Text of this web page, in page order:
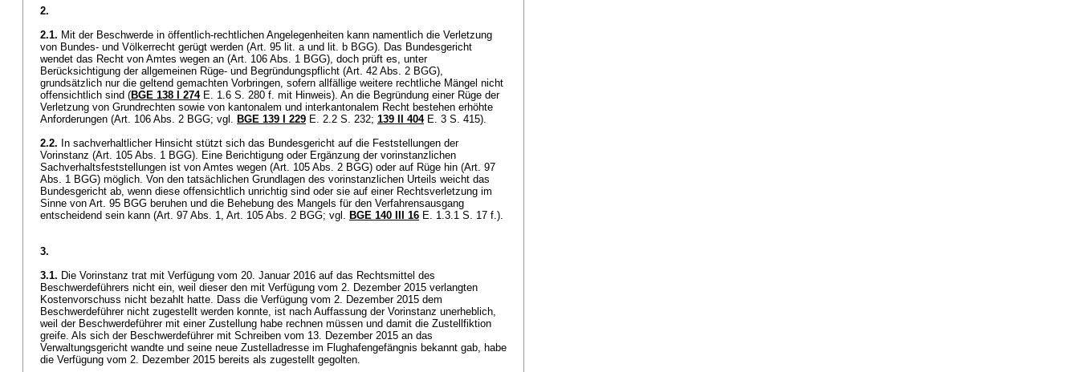
2.
2.1. Mit der Beschwerde in öffentlich-rechtlichen Angelegenheiten kann namentlich die Verletzung
von Bundes- und Völkerrecht gerügt werden (Art. 95 lit. a und lit. b BGG). Das Bundesgericht
wendet das Recht von Amtes wegen an (Art. 106 Abs. 1 BGG), doch prüft es, unter
Berücksichtigung der allgemeinen Rüge- und Begründungspflicht (Art. 42 Abs. 2 BGG),
grundsätzlich nur die geltend gemachten Vorbringen, sofern allfällige weitere rechtliche Mängel nicht
offensichtlich sind (BGE 138 I 274E. 1.6 S. 280 f. mit Hinweis). An die Begründung einer Rüge der
Verletzung von Grundrechten sowie von kantonalem und interkantonalem Recht bestehen erhöhte
Anforderungen (Art. 106 Abs. 2 BGG; vgl. BGE 139 I 229 E. 2.2 S. 232; 139 II 404E. 3 S. 415).
2.2. In sachverhaltlicher Hinsicht stützt sich das Bundesgericht auf die Feststellungen der
Vorinstanz (Art. 105 Abs. 1 BGG). Eine Berichtigung oder Ergänzung der vorinstanzlichen
Sachverhaltsfeststellungen ist von Amtes wegen (Art. 105 Abs. 2 BGG) oder auf Rüge hin (Art. 97
Abs. 1 BGG) möglich. Von den tatsächlichen Grundlagen des vorinstanzlichen Urteils weicht das
Bundesgericht ab, wenn diese offensichtlich unrichtig sind oder sie auf einer Rechtsverletzung im
Sinne von Art. 95 BGG beruhen und die Behebung des Mangels für den Verfahrensausgang
entscheidend sein kann (Art. 97 Abs. 1, Art. 105 Abs. 2 BGG; vgl. BGE 140 III 16 E. 1.3.1 S. 17 f.).
3.
3.1. Die Vorinstanz trat mit Verfügung vom 20. Januar 2016 auf das Rechtsmittel des
Beschwerdeführers nicht ein, weil dieser den mit Verfügung vom 2. Dezember 2015 verlangten
Kostenvorschuss nicht bezahlt hatte. Dass die Verfügung vom 2. Dezember 2015 dem
Beschwerdeführer nicht zugestellt werden konnte, ist nach Auffassung der Vorinstanz unerheblich,
weil der Beschwerdeführer mit einer Zustellung habe rechnen müssen und damit die Zustellfiktion
greife. Als sich der Beschwerdeführer mit Schreiben vom 13. Dezember 2015 an das
Verwaltungsgericht wandte und seine neue Zustelladresse im Flughafengefängnis bekannt gab, habe
die Verfügung vom 2. Dezember 2015 bereits als zugestellt gegolten.